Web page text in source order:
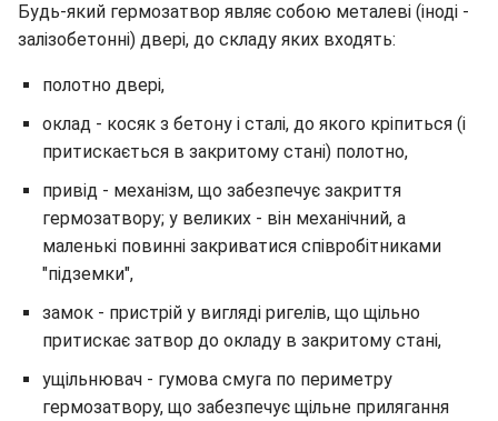
Будь-який гермозатвор являє собою металеві (іноді -
залізобетонні) двері, до складу яких входять:
полотно двері,
оклад - косяк з бетону і сталі, до якого кріпиться (і
притискається в закритому стані) полотно,
привід - механізм, що забезпечує закриття
гермозатвору; у великих - він механічний, а
маленькі повинні закриватися співробітниками
"підземки",
замок - пристрій у вигляді ригелів, що щільно
притискає затвор до окладу в закритому стані,
ущільнювач - гумова смуга по периметру
гермозатвору, що забезпечує щільне прилягання